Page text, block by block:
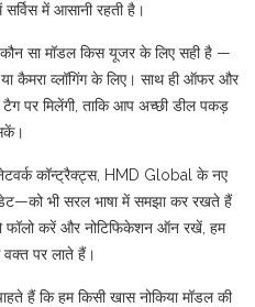
में आसानी रहती है।
सा मॉडल किस यूजर के लिए सही है —
कैमरा व्लॉगिंग के लिए। साथ ही ऑफर और
पर मिलेंगी, ताकि आप अच्छी डील पकड़
कॉन्ट्रैक्ट्स, HMD Global के नए
भी सरल भाषा में समझा कर रखते हैं
फॉलो करें और नोटिफिकेशन ऑन रखें, हम
पर लाते हैं।
हैं कि हम किसी खास नोकिया मॉडल की